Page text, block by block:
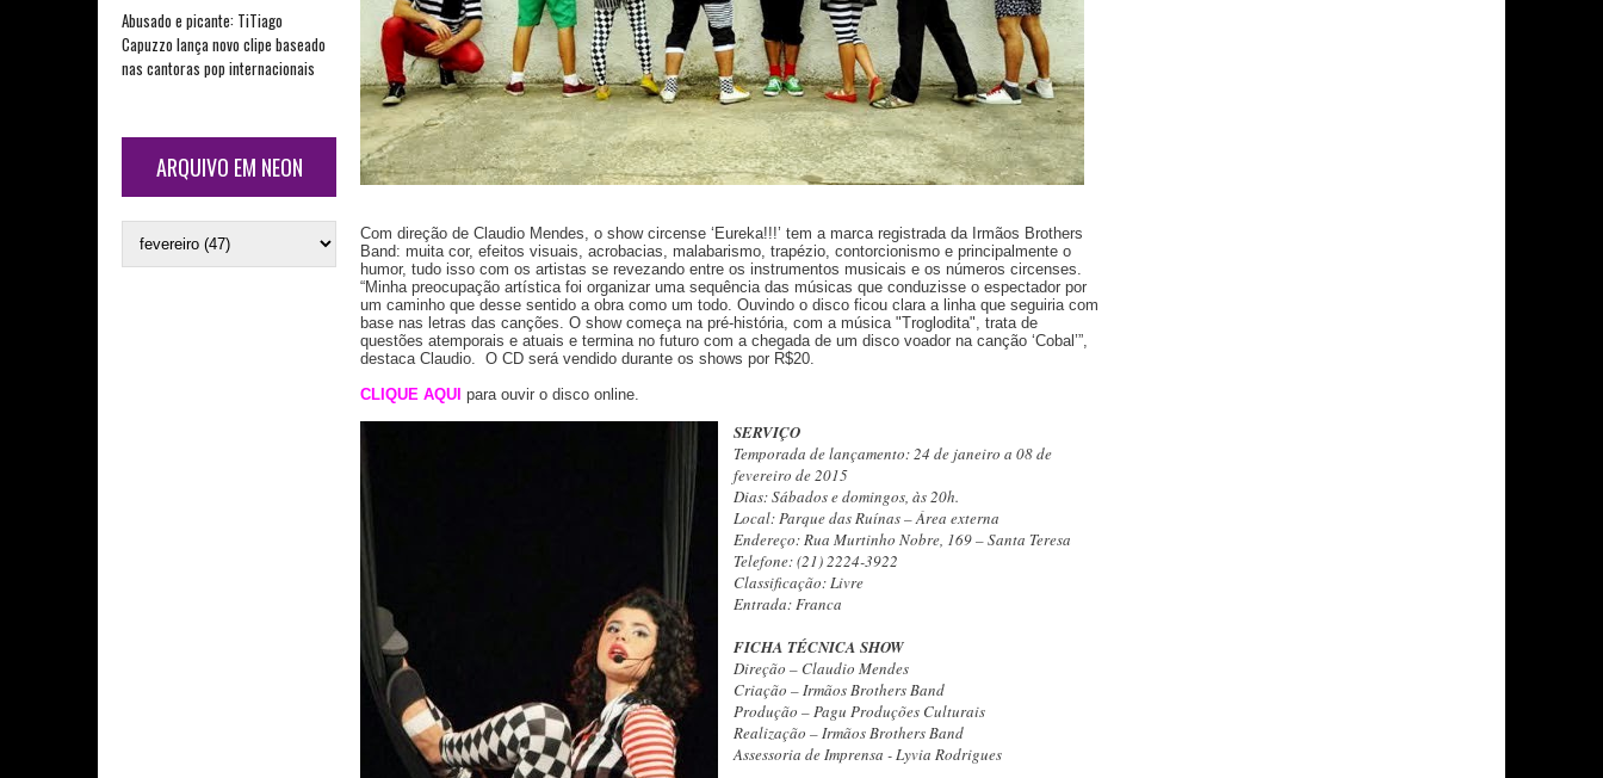
Abusado e picante: TiTiago
Capuzzo lança novo clipe baseado
nas cantoras pop internacionais
ARQUIVO EM NEON
Com direção de Claudio Mendes, o show circense ‘Eureka!!!’ tem a marca registrada da Irmãos Brothers
Band: muita cor, efeitos visuais, acrobacias, malabarismo, trapézio, contorcionismo e principalmente o
humor, tudo isso com os artistas se revezando entre os instrumentos musicais e os números circenses.
“Minha preocupação artística foi organizar uma sequência das músicas que conduzisse o espectador por
um caminho que desse sentido a obra como um todo. Ouvindo o disco ficou clara a linha que seguiria com
base nas letras das canções. O show começa na pré-história, com a música "Troglodita", trata de
questões atemporais e atuais e termina no futuro com a chegada de um disco voador na canção ‘Cobal’”,
destaca Claudio. O CD será vendido durante os shows por R$20.
CLIQUE AQUI para ouvir o disco online.
SERVIÇO
Temporada de lançamento: 24 de janeiro a 08 de
fevereiro de 2015
Dias: Sábados e domingos, às 20h.
Local: Parque das Ruínas – Área externa
Endereço: Rua Murtinho Nobre, 169 – Santa Teresa
Telefone: (21) 2224-3922
Classificação: Livre
Entrada: Franca
FICHA TÉCNICA SHOW
Direção – Claudio Mendes
Criação – Irmãos Brothers Band
Produção – Pagu Produções Culturais
Realização – Irmãos Brothers Band
Assessoria de Imprensa - Lyvia Rodrigues